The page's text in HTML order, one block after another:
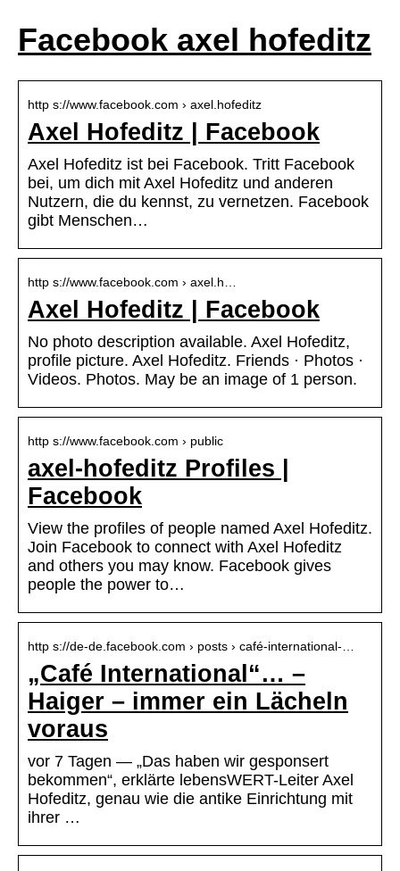
Facebook axel hofeditz
http s://www.facebook.com › axel.hofeditz
Axel Hofeditz | Facebook
Axel Hofeditz ist bei Facebook. Tritt Facebook
bei, um dich mit Axel Hofeditz und anderen
Nutzern, die du kennst, zu vernetzen. Facebook
gibt Menschen…
http s://www.facebook.com › axel.h…
Axel Hofeditz | Facebook
No photo description available. Axel Hofeditz,
profile picture. Axel Hofeditz. Friends · Photos ·
Videos. Photos. May be an image of 1 person.
http s://www.facebook.com › public
axel-hofeditz Profiles |
Facebook
View the profiles of people named Axel Hofeditz.
Join Facebook to connect with Axel Hofeditz
and others you may know. Facebook gives
people the power to…
http s://de-de.facebook.com › posts › café-international-…
„Café International“… –
Haiger – immer ein Lächeln
voraus
vor 7 Tagen — „Das haben wir gesponsert
bekommen“, erklärte lebensWERT-Leiter Axel
Hofeditz, genau wie die antike Einrichtung mit
ihrer …